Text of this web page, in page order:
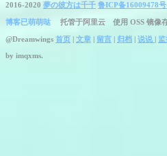
2016-2020 夢の彼方は千千 鲁ICP备16009478号
博客已萌萌哒 托管于阿里云 使用 OSS 镜像
@Dreamwings 首页 | 文章 | 留言 | 归档 | 说说 |
by imqxms.